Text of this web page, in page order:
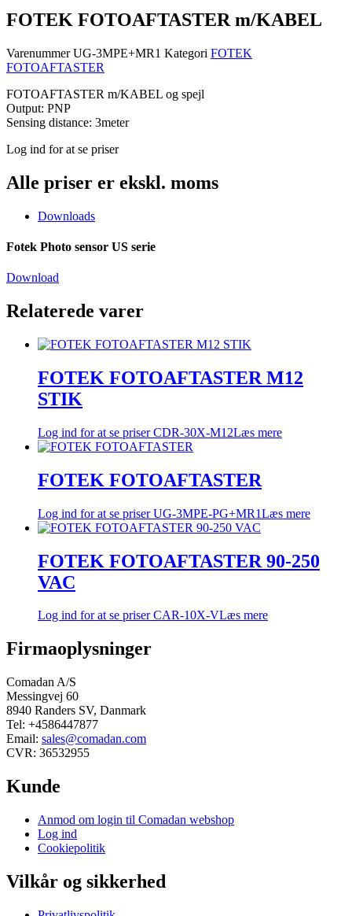
FOTEK FOTOAFTASTER m/KABEL
VarenummerUG-3MPE+MR1 Kategori FOTEK
FOTOAFTASTER
FOTOAFTASTER m/KABEL og spejl
Output: PNP
Sensing distance: 3meter
Log ind for at se priser
Alle priser er ekskl. moms
Downloads
Fotek Photo sensor US serie
Download
Relaterede varer
FOTEK FOTOAFTASTER M12
STIK
Log ind for at se priserCDR-30X-M12Læs mere
FOTEK FOTOAFTASTER
Log ind for at se priserUG-3MPE-PG+MR1Læs mere
FOTEK FOTOAFTASTER 90-250
VAC
Log ind for at se priserCAR-10X-VLæs mere
Firmaoplysninger
Comadan A/S
Messingvej 60
8940 Randers SV, Danmark
Tel: +4586447877
Email: sales@comadan.com
CVR: 36532955
Kunde
Main
Menu
Anmod om login til Comadan webshop
Log ind
Cookiepolitik
Vilkår og sikkerhed